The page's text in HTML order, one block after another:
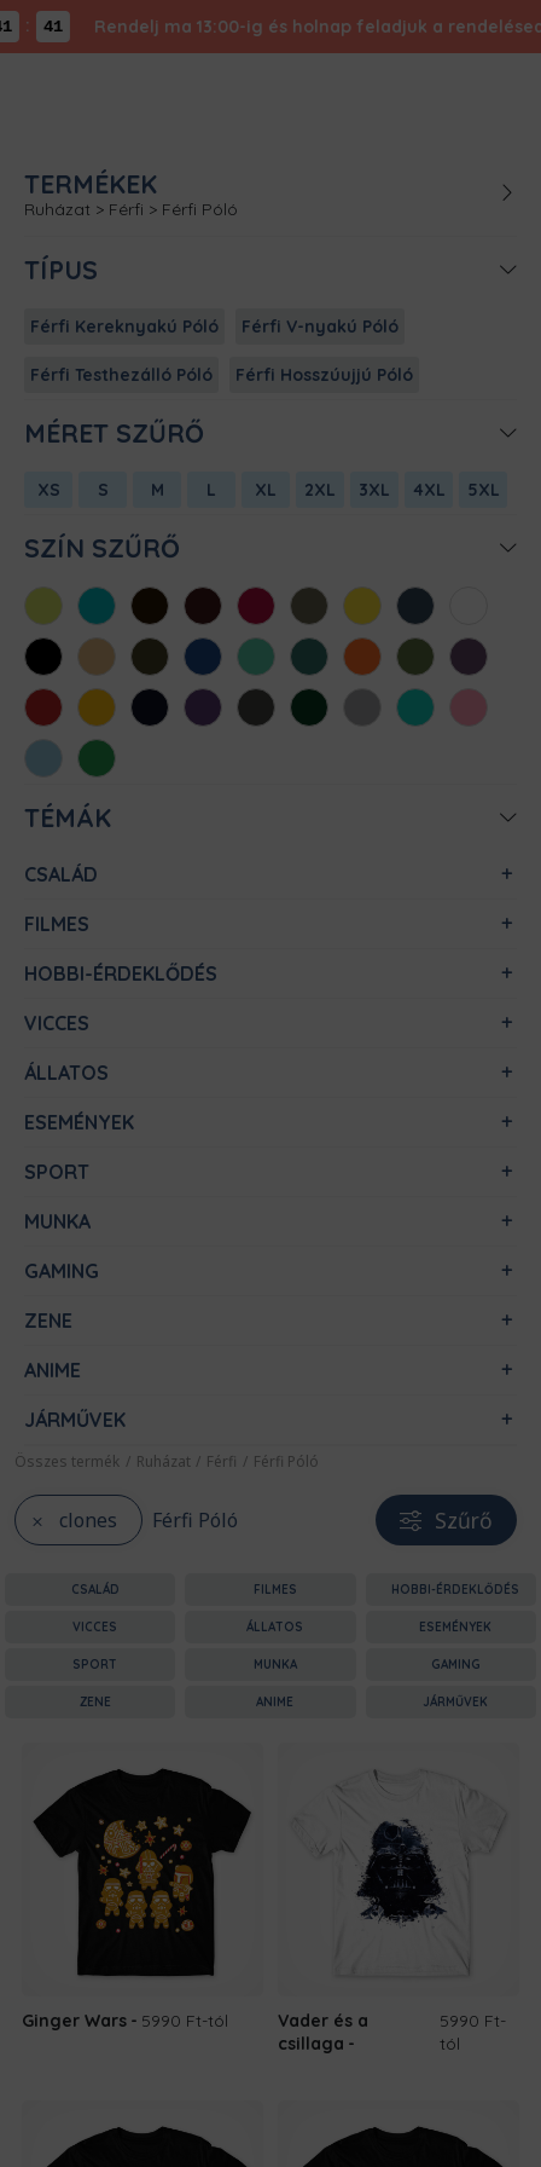
: 41 Rendelj ma 13:00-ig és holnap feladjuk a rendelésed
TERMÉKEK
Ruházat > Férfi > Férfi Póló
TÍPUS
Férfi Kereknyakú Póló Férfi V-nyakú Póló
Férfi Testhezálló Póló Férfi Hosszúujjú Póló
MÉRET SZŰRŐ
XS S M L XL 2XL 3XL 4XL 5XL
SZÍN SZŰRŐ
AlmazöldAtollkékBarnaBordóChili Cink Citromsárga
Denim
FeketeHomokKhaki KirálykékMentaMéregzöld
NarancsOliva Padlizsán
Piros SárgaSötétkékSötétlilaSötétszürke
SötétzöldSportszürke
Türkiz
Világos
rózsaszín
Világoskék
Zöld
TÉMÁK
CSALÁD
FILMES
HOBBI-ÉRDEKLŐDÉS
VICCES
ÁLLATOS
ESEMÉNYEK
SPORT
MUNKA
GAMING
ZENE
ANIME
JÁRMŰVEK
Összes termék / Ruházat / Férfi / Férfi Póló
clones Férfi Póló Szűrő
CSALÁD FILMES HOBBI-ÉRDEKLŐDÉS
VICCES ÁLLATOS ESEMÉNYEK
SPORT MUNKA GAMING
ZENE ANIME JÁRMŰVEK
Ginger Wars 5990 Ft-tól
Vader és a
csillaga
5990 Ft-
tól